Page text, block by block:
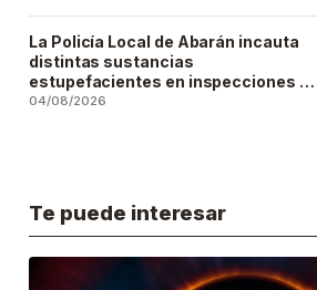
La Policía Local de Abarán incauta
distintas sustancias
estupefacientes en inspecciones a
locales públicos del municipio
04/08/2026
Te puede interesar